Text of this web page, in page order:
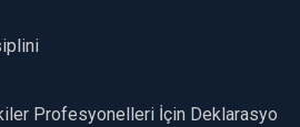
Profesyonelleri İçin Deklarasyon